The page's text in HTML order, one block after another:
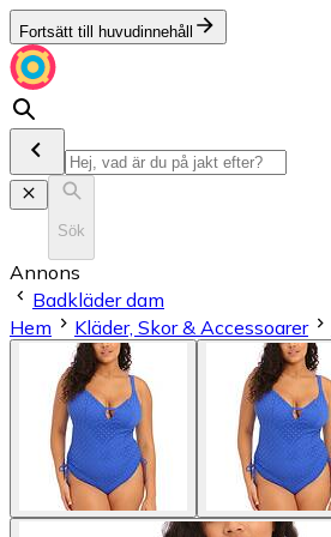
Fortsätt till huvudinnehåll
Sök
Annons
Badkläder dam
Hem
Kläder, Skor & Accessoarer